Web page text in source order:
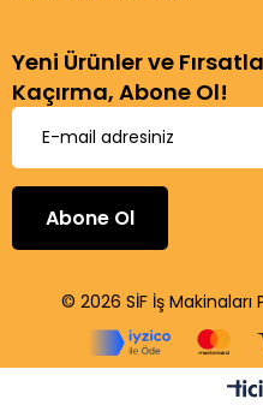
Yeni Ürünler ve
Kaçırma, Abone Ol!
Abone Ol
© 2026 SİF İş Makinaları